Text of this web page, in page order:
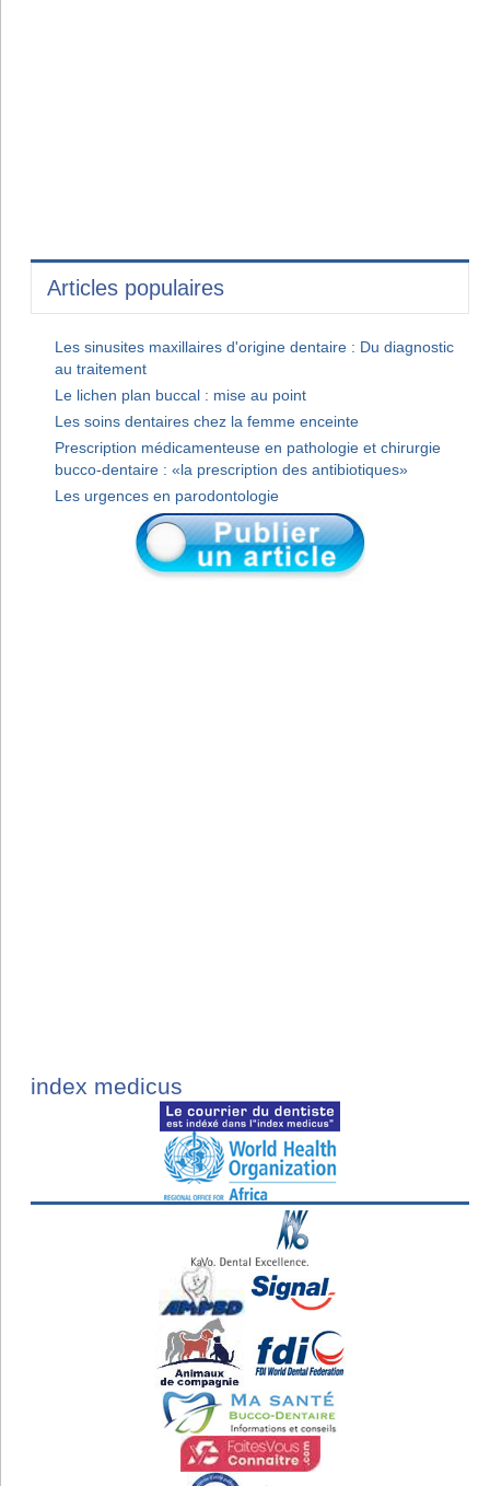
Articles populaires
Les sinusites maxillaires d'origine dentaire : Du diagnostic
au traitement
Le lichen plan buccal : mise au point
Les soins dentaires chez la femme enceinte
Prescription médicamenteuse en pathologie et chirurgie
bucco-dentaire : «la prescription des antibiotiques»
Les urgences en parodontologie
index medicus